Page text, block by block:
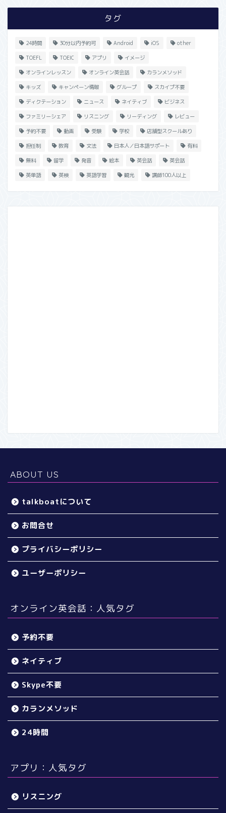
タグ
24時間 30分以内予約可 Android iOS other
TOEFL TOEIC アプリ イメージ
オンラインレッスン オンライン英会話 カランメソッド
キッズ キャンペーン情報 グループ スカイプ不要
ディクテーション ニュース ネイティブ ビジネス
ファミリーシェア リスニング リーディング レビュー
予約不要 動画 受験 学校 店舗型スクールあり
担任制 教育 文法 日本人／日本語サポート 有料
無料 留学 発音 絵本 英会話 英会話
英単語 英検 英語学習 観光 講師100人以上
ABOUT US
talkboatについて
お問合せ
プライバシーポリシー
ユーザーポリシー
オンライン英会話：人気タグ
予約不要
ネイティブ
Skype不要
カランメソッド
24時間
アプリ：人気タグ
リスニング